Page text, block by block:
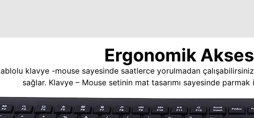
Ergonomik
klavye -mouse sayesinde saatlerce yorulmadan
sağlar. Klavye – Mouse setinin mat tasarımı sayesinde